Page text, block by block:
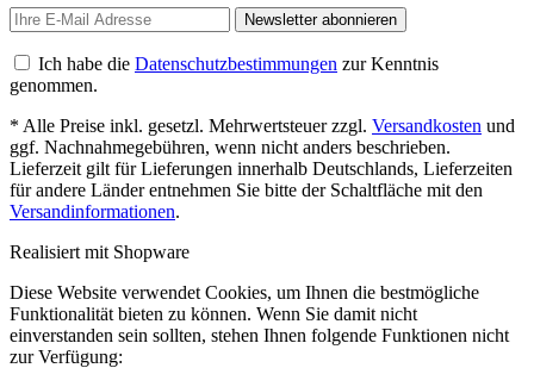
Newsletter abonnieren
Ich habe die Datenschutzbestimmungen zur Kenntnis
genommen.
* Alle Preise inkl. gesetzl. Mehrwertsteuer zzgl. Versandkosten und
ggf. Nachnahmegebühren, wenn nicht anders beschrieben.
Lieferzeit gilt für Lieferungen innerhalb Deutschlands, Lieferzeiten
für andere Länder entnehmen Sie bitte der Schaltfläche mit den
Versandinformationen.
Realisiert mit Shopware
Diese Website verwendet Cookies, um Ihnen die bestmögliche
Funktionalität bieten zu können. Wenn Sie damit nicht
einverstanden sein sollten, stehen Ihnen folgende Funktionen nicht
zur Verfügung: